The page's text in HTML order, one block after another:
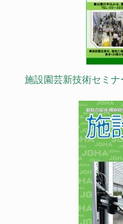
施設園芸新技術セミ